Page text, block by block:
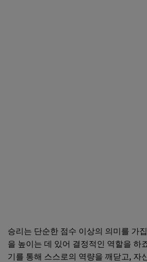
승리는 단순한 점수 이상의 의미를 가
을 높이는 데 있어 결정적인 역할을 하
기를 통해 스스로의 역량을 깨닫고, 자